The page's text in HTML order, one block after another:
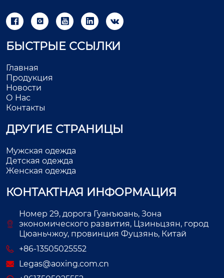
    
БЫСТРЫЕ ССЫЛКИ
Главная
Продукция
Новости
О Нас
Контакты
ДРУГИЕ СТРАНИЦЫ
Мужская одежда
Детская одежда
Женская одежда
КОНТАКТНАЯ ИНФОРМАЦИЯ
Номер 29, дорога Гуанъюань, Зона
экономического развития, Цзиньцзян, город
Цюаньчжоу, провинция Фуцзянь, Китай
+86-13505025552
Legas@aoxing.com.cn